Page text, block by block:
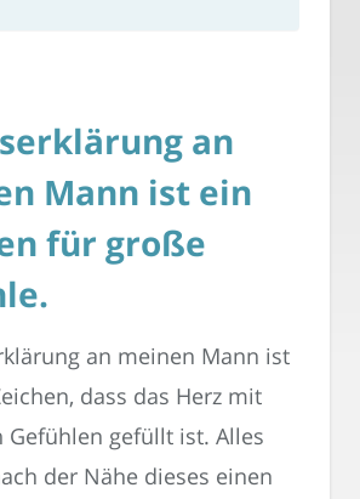
an
Mann ist ein
für große
an meinen Mann ist
dass das Herz mit
Gefühlen gefüllt ist. Alles
der Nähe dieses einen